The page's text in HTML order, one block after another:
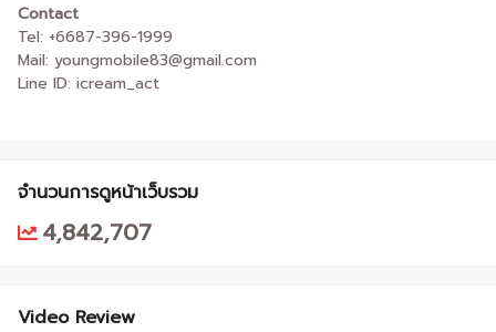
Contact
Tel: +6687-396-1999
Mail: youngmobile83@gmail.com
Line ID: icream_act
จำนวนการดูหน้าเว็บรวม
4,842,707
Video Review